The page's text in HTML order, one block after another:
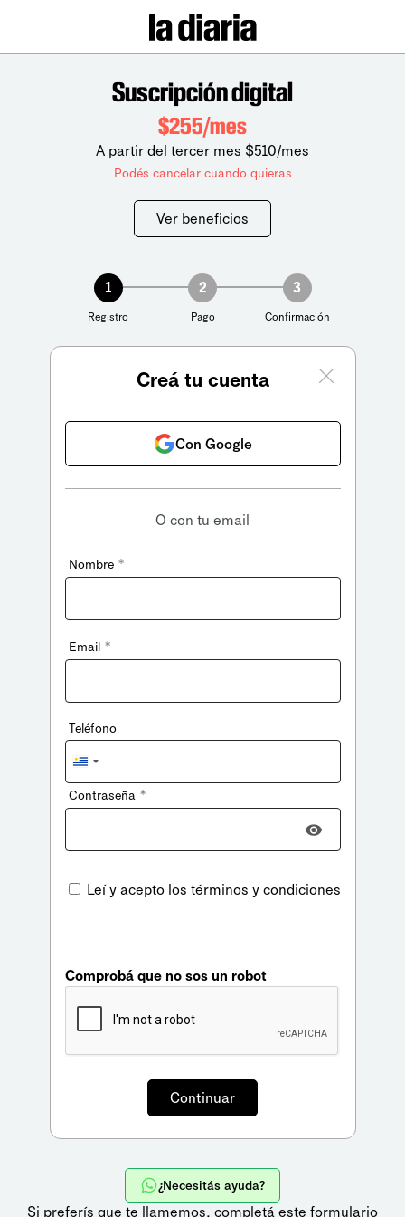
Suscripción digital
$255/mes
A partir del tercer mes $510/mes
Podés cancelar cuando quieras
Ver beneficios
1
Registro
2
Pago
3
Confirmación
Creá tu cuenta
Con Google
O con tu email
Nombre *
Email *
Teléfono
Uruguay
+598
Contraseña *
Leí y acepto los términos y condiciones
Comprobá que no sos un robot
¿Necesitás ayuda?
Si preferís que te llamemos, completá este formulario